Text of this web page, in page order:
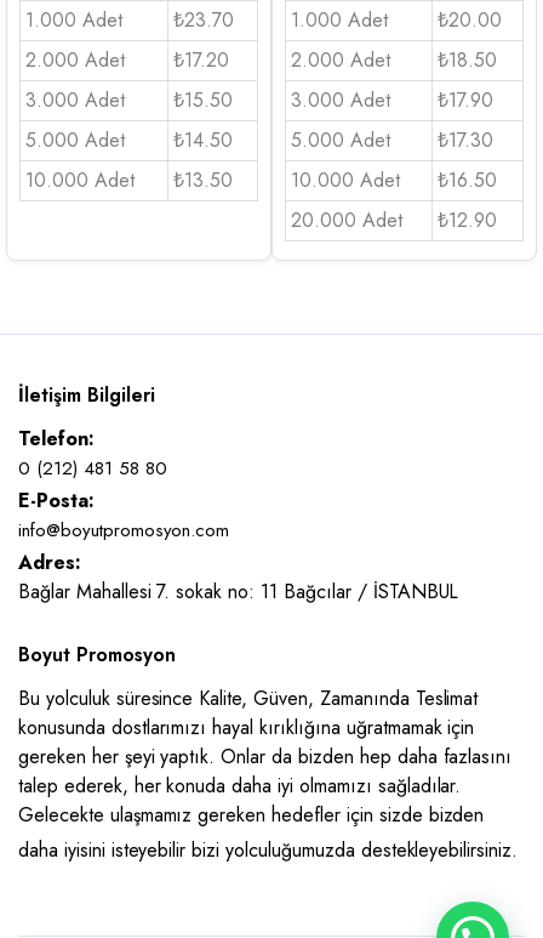
1.000 Adet
₺23.70
2.000 Adet
₺17.20
3.000 Adet
₺15.50
5.000 Adet
₺14.50
10.000 Adet
₺13.50
1.000 Adet
₺20.00
2.000 Adet
₺18.50
3.000 Adet
₺17.90
5.000 Adet
₺17.30
10.000 Adet
₺16.50
20.000 Adet
₺12.90
İletişim Bilgileri
Telefon:
0 (212) 481 58 80
E-Posta:
info@boyutpromosyon.com
Adres:
Bağlar Mahallesi 7. sokak no: 11 Bağcılar / İSTANBUL
Boyut Promosyon
Bu yolculuk süresince Kalite, Güven, Zamanında Teslimat
konusunda dostlarımızı hayal kırıklığına uğratmamak için
gereken her şeyi yaptık. Onlar da bizden hep daha fazlasını
talep ederek, her konuda daha iyi olmamızı sağladılar.
Gelecekte ulaşmamız gereken hedefler için sizde bizden
daha iyisini isteyebilir bizi yolculuğumuzda destekleyebilirsiniz.